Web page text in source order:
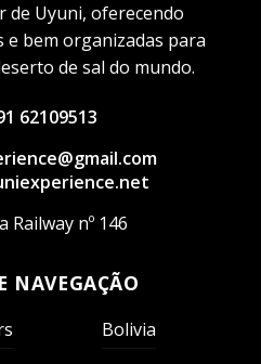
de Uyuni, oferecendo
e bem organizadas para
de sal do mundo.
62109513
Railway nº 146
NAVEGAÇÃO
Bolivia